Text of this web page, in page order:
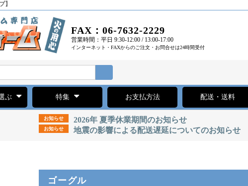
】
FAX：06-7632-2229
営業時間：平日 9:30-12:00 / 13:00-17:00
インターネット・FAXからのご注文・お問合せは24時間受付
ぶ 特集 お支払方法 配送・送料
お知らせ 2026年 夏季休業期間のお知らせ
お知らせ 地震の影響による配送遅延についてのお知らせ
ゴーグル